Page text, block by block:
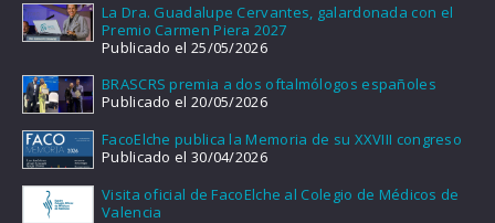
La Dra. Guadalupe Cervantes, galardonada con el
Premio Carmen Piera 2027
Publicado el 25/05/2026
BRASCRS premia a dos oftalmólogos españoles
Publicado el 20/05/2026
FacoElche publica la Memoria de su XXVIII congreso
Publicado el 30/04/2026
Visita oficial de FacoElche al Colegio de Médicos de
Valencia